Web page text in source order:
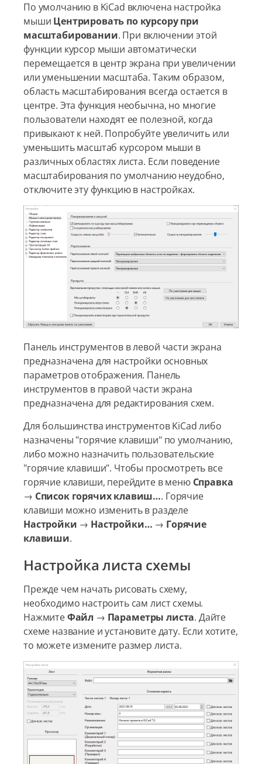
По умолчанию в KiCad включена настройка
мыши Центрировать по курсору при
масштабировании. При включении этой
функции курсор мыши автоматически
перемещается в центр экрана при увеличении
или уменьшении масштаба. Таким образом,
область масштабирования всегда остается в
центре. Эта функция необычна, но многие
пользователи находят ее полезной, когда
привыкают к ней. Попробуйте увеличить или
уменьшить масштаб курсором мыши в
различных областях листа. Если поведение
масштабирования по умолчанию неудобно,
отключите эту функцию в настройках.
Панель инструментов в левой части экрана
предназначена для настройки основных
параметров отображения. Панель
инструментов в правой части экрана
предназначена для редактирования схем.
Для большинства инструментов KiCad либо
назначены "горячие клавиши" по умолчанию,
либо можно назначить пользовательские
"горячие клавиши". Чтобы просмотреть все
горячие клавиши, перейдите в меню Справка
→ Список горячих клавиш…​. Горячие
клавиши можно изменить в разделе
Настройки → Настройки…​ → Горячие
клавиши.
Настройка листа схемы
Прежде чем начать рисовать схему,
необходимо настроить сам лист схемы.
НажмитеФайл → Параметры листа. Дайте
схеме название и установите дату. Если хотите,
то можете измените размер листа.